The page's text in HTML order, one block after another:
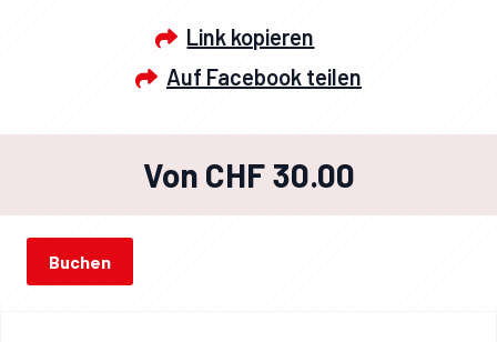
Link kopieren
Auf Facebook teilen
Von CHF 30.00
Buchen